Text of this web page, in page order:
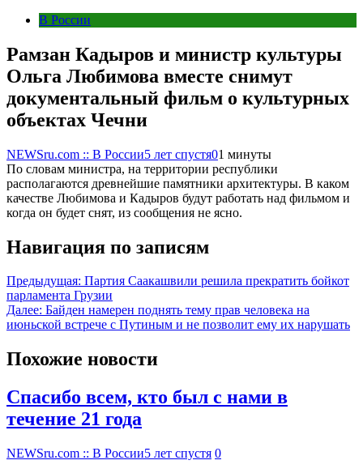
В России
Рамзан Кадыров и министр культуры
Ольга Любимова вместе снимут
документальный фильм о культурных
объектах Чечни
NEWSru.com :: В России5 лет спустя01 минуты
По словам министра, на территории республики
располагаются древнейшие памятники архитектуры. В каком
качестве Любимова и Кадыров будут работать над фильмом и
когда он будет снят, из сообщения не ясно.
Навигация по записям
Предыдущая: Партия Саакашвили решила прекратить бойкот
парламента Грузии
Далее: Байден намерен поднять тему прав человека на
июньской встрече с Путиным и не позволит ему их нарушать
Похожие новости
Спасибо всем, кто был с нами в
течение 21 года
NEWSru.com :: В России5 лет спустя 0